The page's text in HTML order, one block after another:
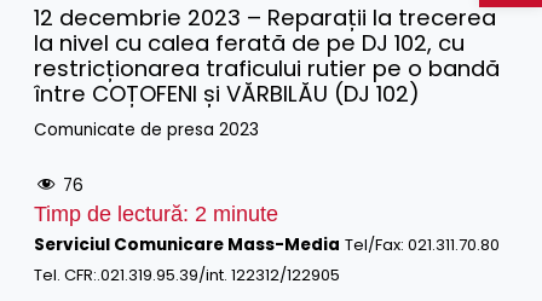
12 decembrie 2023 – Reparații la trecerea
la nivel cu calea ferată de pe DJ 102, cu
restricționarea traficului rutier pe o bandă
între COȚOFENI și VĂRBILĂU (DJ 102)
Comunicate de presa 2023
76
Timp de lectură: 2 minute
Serviciul Comunicare Mass-Media Tel/Fax: 021.311.70.80
Tel. CFR:.021.319.95.39/int. 122312/122905